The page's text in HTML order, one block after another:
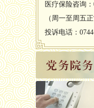
医疗保险咨询
（周一至周五
投诉电话：